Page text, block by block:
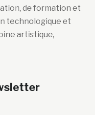
de formation et
technologique et
artistique,